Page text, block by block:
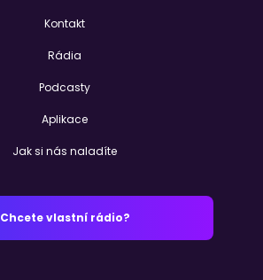
Kontakt
Rádia
Podcasty
Aplikace
Jak si nás naladíte
Chcete vlastní rádio?